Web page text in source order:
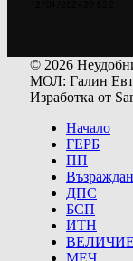
© 2026
МОЛ: Галин
Изработка от
Начало
ГЕРБ
ПП
ДПС
БСП
ИТН
ВЕЛИЧИЕ